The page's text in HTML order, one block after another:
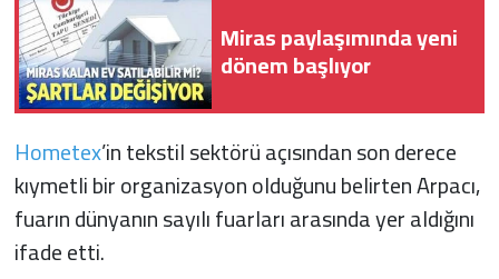
Miras paylaşımında yeni
dönem başlıyor
Hometex’in tekstil sektörü açısından son derece
kıymetli bir organizasyon olduğunu belirten Arpacı,
fuarın dünyanın sayılı fuarları arasında yer aldığını
ifade etti.